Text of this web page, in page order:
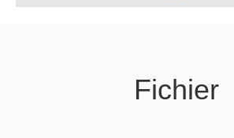
Fichier